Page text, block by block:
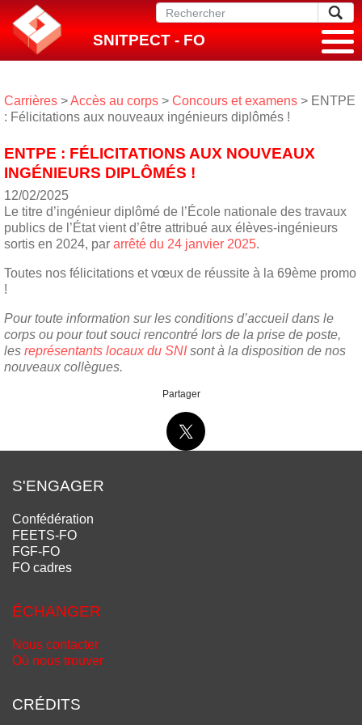
SNITPECT - FO
Carrières >Accès au corps > Concours et examens > ENTPE
: Félicitations aux nouveaux ingénieurs diplômés !
ENTPE : FÉLICITATIONS AUX NOUVEAUX
INGÉNIEURS DIPLÔMÉS !
12/02/2025
Le titre d’ingénieur diplômé de l’École nationale des travaux
publics de l’État vient d’être attribué aux élèves-ingénieurs
sortis en 2024, par arrêté du 24 janvier 2025.
Toutes nos félicitations et vœux de réussite à la 69ème promo
!
Pour toute information sur les conditions d’accueil dans le
corps ou pour tout souci rencontré lors de la prise de poste,
les représentants locaux du SNIsont à la disposition de nos
nouveaux collègues.
Partager
S'ENGAGER
Confédération
FEETS-FO
FGF-FO
FO cadres
ÉCHANGER
Nous contacter
Où nous trouver
CRÉDITS